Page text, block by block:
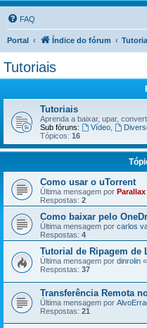
FAQ
Portal Índice do fórum
Tutoriais
Tutoriais
Aprenda a baixar, upar,
Sub fóruns:
Vídeo,
Tópicos: 16
Como usar o uTorrent
Última mensagem por Parallax
Respostas: 2
Como baixar pelo
Última mensagem por carlos
Respostas: 4
Tutorial de Ripagem de
Última mensagem por dinrolin «
Respostas: 37
Transferência Remota
Última mensagem por
Respostas: 21